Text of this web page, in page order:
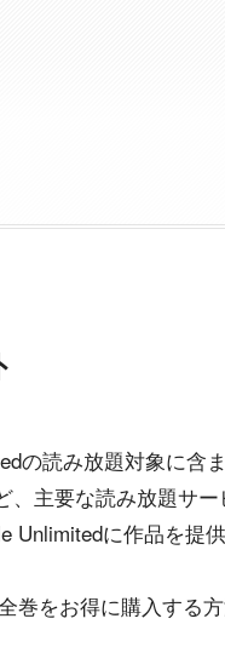
の読み放題対象に含
主要な読み放題サ
Unlimitedに作品を提
巻をお得に購入する